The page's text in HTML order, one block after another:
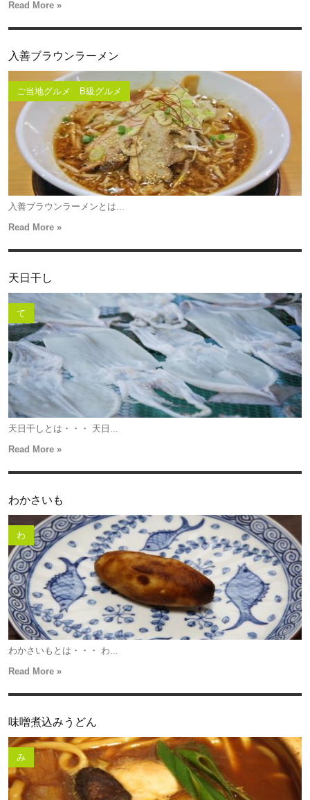
Read More »
入善ブラウンラーメン
ご当地グルメ B級グルメ
入善ブラウンラーメンとは...
Read More »
天日干し
て
天日干しとは・・・ 天日...
Read More »
わかさいも
わ
わかさいもとは・・・ わ...
Read More »
味噌煮込みうどん
み